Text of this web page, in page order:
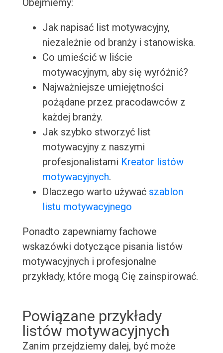
Obejmiemy:
Jak napisać list motywacyjny,
niezależnie od branży i stanowiska.
Co umieścić w liście
motywacyjnym, aby się wyróżnić?
Najważniejsze umiejętności
pożądane przez pracodawców z
każdej branży.
Jak szybko stworzyć list
motywacyjny z naszymi
profesjonalistami Kreator listów
motywacyjnych.
Dlaczego warto używać szablon
listu motywacyjnego
Ponadto zapewniamy fachowe
wskazówki dotyczące pisania listów
motywacyjnych i profesjonalne
przykłady, które mogą Cię zainspirować.
Powiązane przykłady
listów motywacyjnych
Zanim przejdziemy dalej, być może